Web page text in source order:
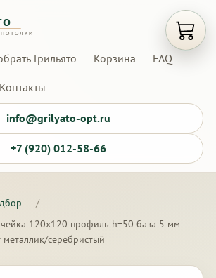
Грильято Корзина FAQ
Контакты
info@grilyato-opt.ru
+7 (920) 012-58-66
/
120х120 профиль h=50 база 5 мм
серебристый